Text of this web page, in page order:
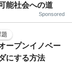
能社会への道
Sponsored
題
ープンイノベー
にする方法